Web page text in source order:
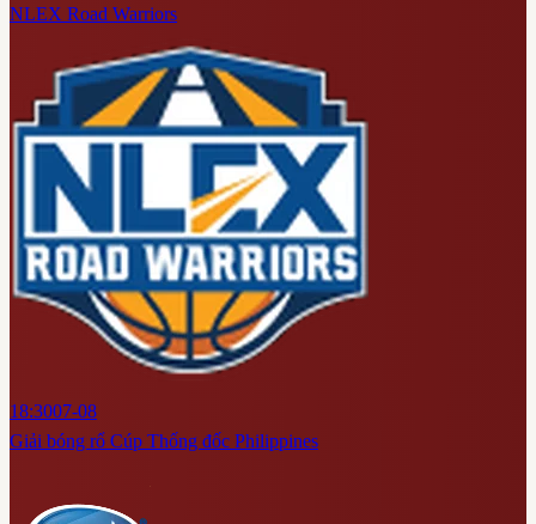
NLEX Road Warriors
18:3007-08
Giải bóng rổ Cúp Thống đốc Philippines